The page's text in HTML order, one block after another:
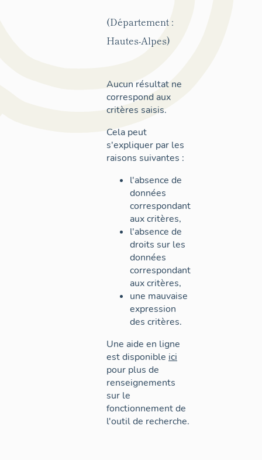
(Département :
Hautes-Alpes)
Aucun résultat ne
correspond aux
critères saisis.
Cela peut
s'expliquer par les
raisons suivantes :
l'absence de
données
correspondant
aux critères,
l'absence de
droits sur les
données
correspondant
aux critères,
une mauvaise
expression
des critères.
Une aide en ligne
est disponible ici
pour plus de
renseignements
sur le
fonctionnement de
l'outil de recherche.